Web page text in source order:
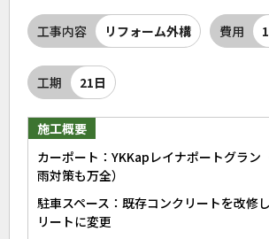
工事内容 リフォーム外構 費用
工期 21日
施工概要
カーポート：YKKapレイナポートグラン
雨対策も万全）
駐車スペース：既存コンクリートを改修
リートに変更